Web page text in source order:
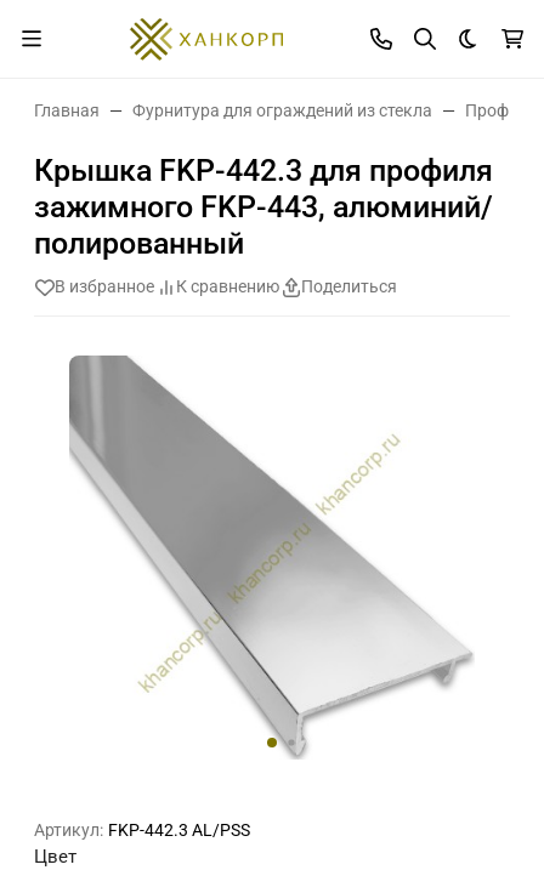
Темная
Главная Фурнитура для ограждений из стекла Профиль
Крышка FKP-442.3 для профиля
зажимного FKP-443, алюминий/
полированный
В избранное К сравнению Поделиться
Артикул: FKP-442.3 AL/PSS
Цвет